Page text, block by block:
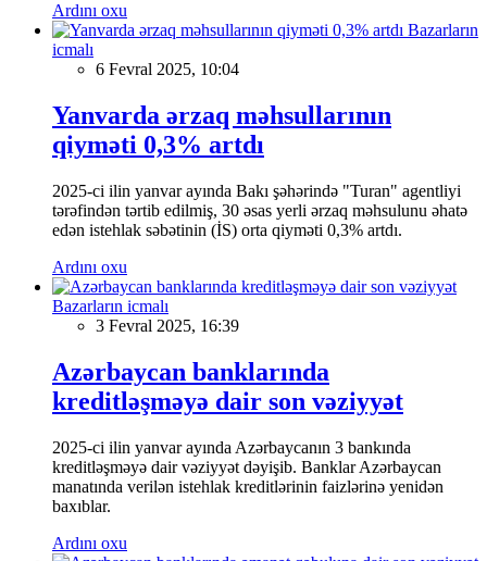
Ardını oxu
Bazarların
icmalı
6 Fevral 2025, 10:04
Yanvarda ərzaq məhsullarının
qiyməti 0,3% artdı
2025-ci ilin yanvar ayında Bakı şəhərində "Turan" agentliyi
tərəfindən tərtib edilmiş, 30 əsas yerli ərzaq məhsulunu əhatə
edən istehlak səbətinin (İS) orta qiyməti 0,3% artdı.
Ardını oxu
Bazarların icmalı
3 Fevral 2025, 16:39
Azərbaycan banklarında
kreditləşməyə dair son vəziyyət
2025-ci ilin yanvar ayında Azərbaycanın 3 bankında
kreditləşməyə dair vəziyyət dəyişib. Banklar Azərbaycan
manatında verilən istehlak kreditlərinin faizlərinə yenidən
baxıblar.
Ardını oxu